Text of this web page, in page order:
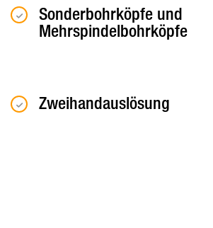
Sonderbohrköpfe und
Mehrspindelbohrköpfe
Zweihandauslösung